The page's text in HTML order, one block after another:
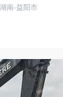
南-益阳市